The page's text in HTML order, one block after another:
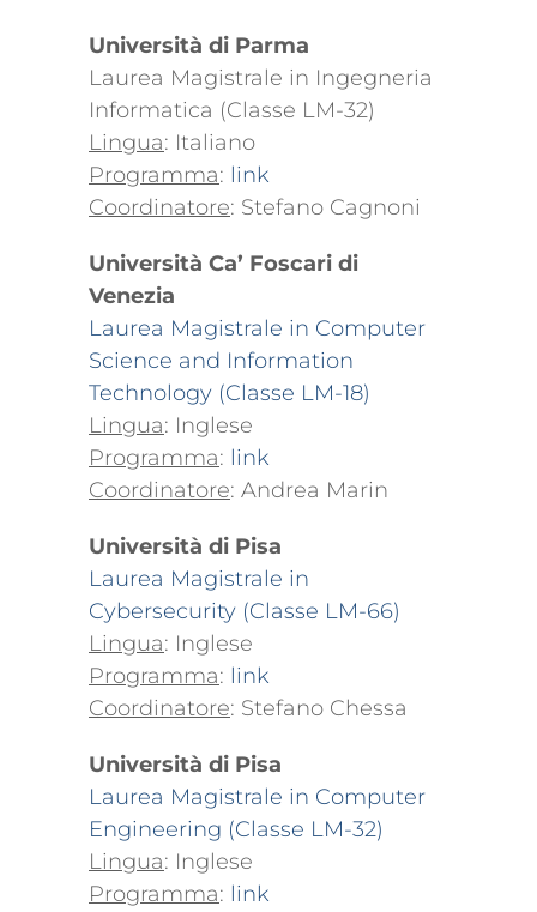
Università di Parma
Laurea Magistrale in Ingegneria
Informatica (Classe LM-32)
Lingua: Italiano
Programma: link
Coordinatore: Stefano Cagnoni
Università Ca’ Foscari di
Venezia
Laurea Magistrale in Computer
Science and Information
Technology (Classe LM-18)
Lingua: Inglese
Programma: link
Coordinatore: Andrea Marin
Università di Pisa
Laurea Magistrale in
Cybersecurity (Classe LM-66)
Lingua: Inglese
Programma: link
Coordinatore: Stefano Chessa
Università di Pisa
Laurea Magistrale in Computer
Engineering (Classe LM-32)
Lingua: Inglese
Programma: link